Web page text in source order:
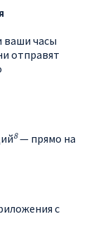
ваши часы
отправят
8— прямо на
с